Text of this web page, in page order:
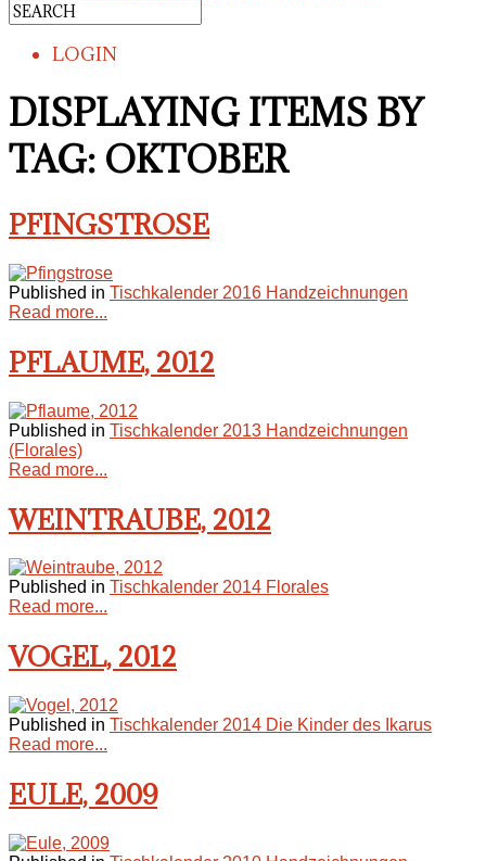
LOGIN
DISPLAYING ITEMS BY
TAG: OKTOBER
PFINGSTROSE
Published in Tischkalender 2016 Handzeichnungen
Read more...
PFLAUME, 2012
Published in Tischkalender 2013 Handzeichnungen
(Florales)
Read more...
WEINTRAUBE, 2012
Published in Tischkalender 2014 Florales
Read more...
VOGEL, 2012
Published in Tischkalender 2014 Die Kinder des Ikarus
Read more...
EULE, 2009